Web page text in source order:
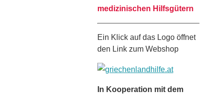
medizinischen Hilfsgütern
Ein Klick auf das Logo öffnet
den Link zum Webshop
In Kooperation mit dem